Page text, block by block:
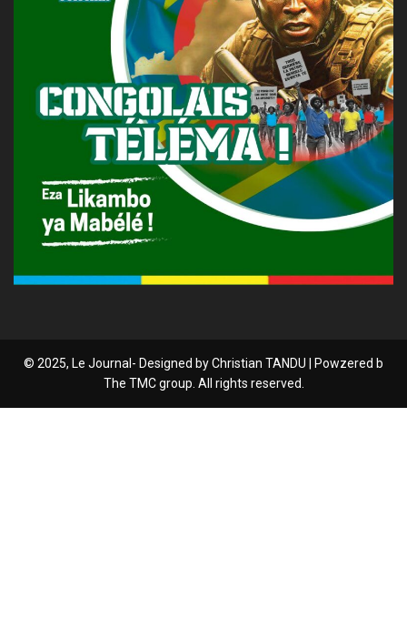
© 2025, Le Journal- Designed by Christian TANDU | Powzered b
The TMC group. All rights reserved.